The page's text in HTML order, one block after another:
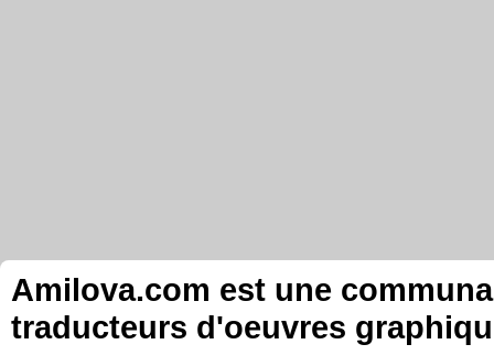
Amilova.com est une
traducteurs d'oeuvres